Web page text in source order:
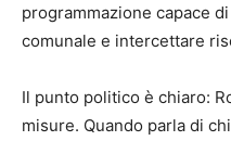
programmazione capace
comunale e intercettare
Il punto politico è chiaro:
misure. Quando parla di